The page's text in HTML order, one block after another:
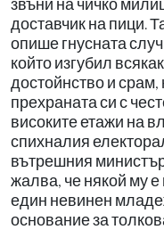
доставчик на пици.
опише гнусната
който изгубил
достойнство и
прехраната си с
високите етажи на
спихналия
вътрешния
жалва, че някой му
един невинен
основание за